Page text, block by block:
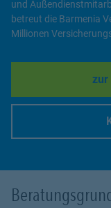
und
betreut die Barmenia
Millionen
zur